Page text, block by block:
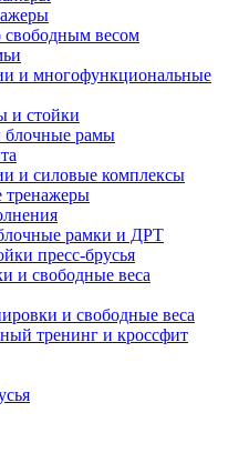
свободным весом
и многофункциональные
и стойки
блочные рамы
и силовые комплексы
тренажеры
рамки и ДРТ
пресс-брусья
и свободные веса
и свободные веса
тренинг и кроссфит